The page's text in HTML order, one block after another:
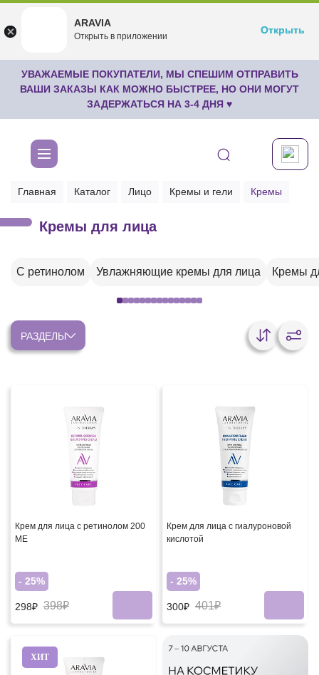
undefined
Бесплатноru.aravia.new
Открыть
УВАЖАЕМЫЕ ПОКУПАТЕЛИ, МЫ СПЕШИМ ОТПРАВИТЬ
ВАШИ ЗАКАЗЫ КАК МОЖНО БЫСТРЕЕ, НО ОНИ МОГУТ
ЗАДЕРЖАТЬСЯ НА 3-4 ДНЯ ♥
Главная Каталог Лицо Кремы и гели Кремы
Кремы для лица
С ретинолом Увлажняющие кремы для лица Кремы
РАЗДЕЛЫ
Крем для лица с ретинолом 200
МЕ
- 25%
298₽ 398₽
Крем для лица с гиалуроновой
кислотой
- 25%
300₽ 401₽
ХИТ
ARAVIA
Открыть в приложении
Открыть